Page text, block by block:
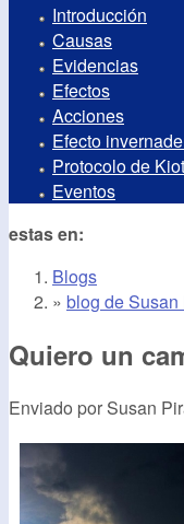
Introducción
Causas
Evidencias
Efectos
Acciones
Efecto
Protocolo de
Eventos
estas en:
Blogs
» blog de Susan
Quiero un
Enviado por Susan